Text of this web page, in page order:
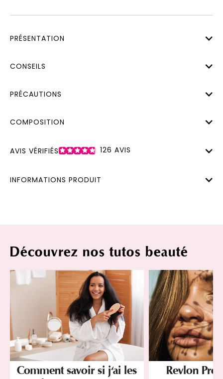
PRÉSENTATION
CONSEILS
PRÉCAUTIONS
COMPOSITION
AVIS VÉRIFIÉS 126 AVIS
INFORMATIONS PRODUIT
Découvrez nos tutos beauté
Comment savoir si j'ai les
Revlon